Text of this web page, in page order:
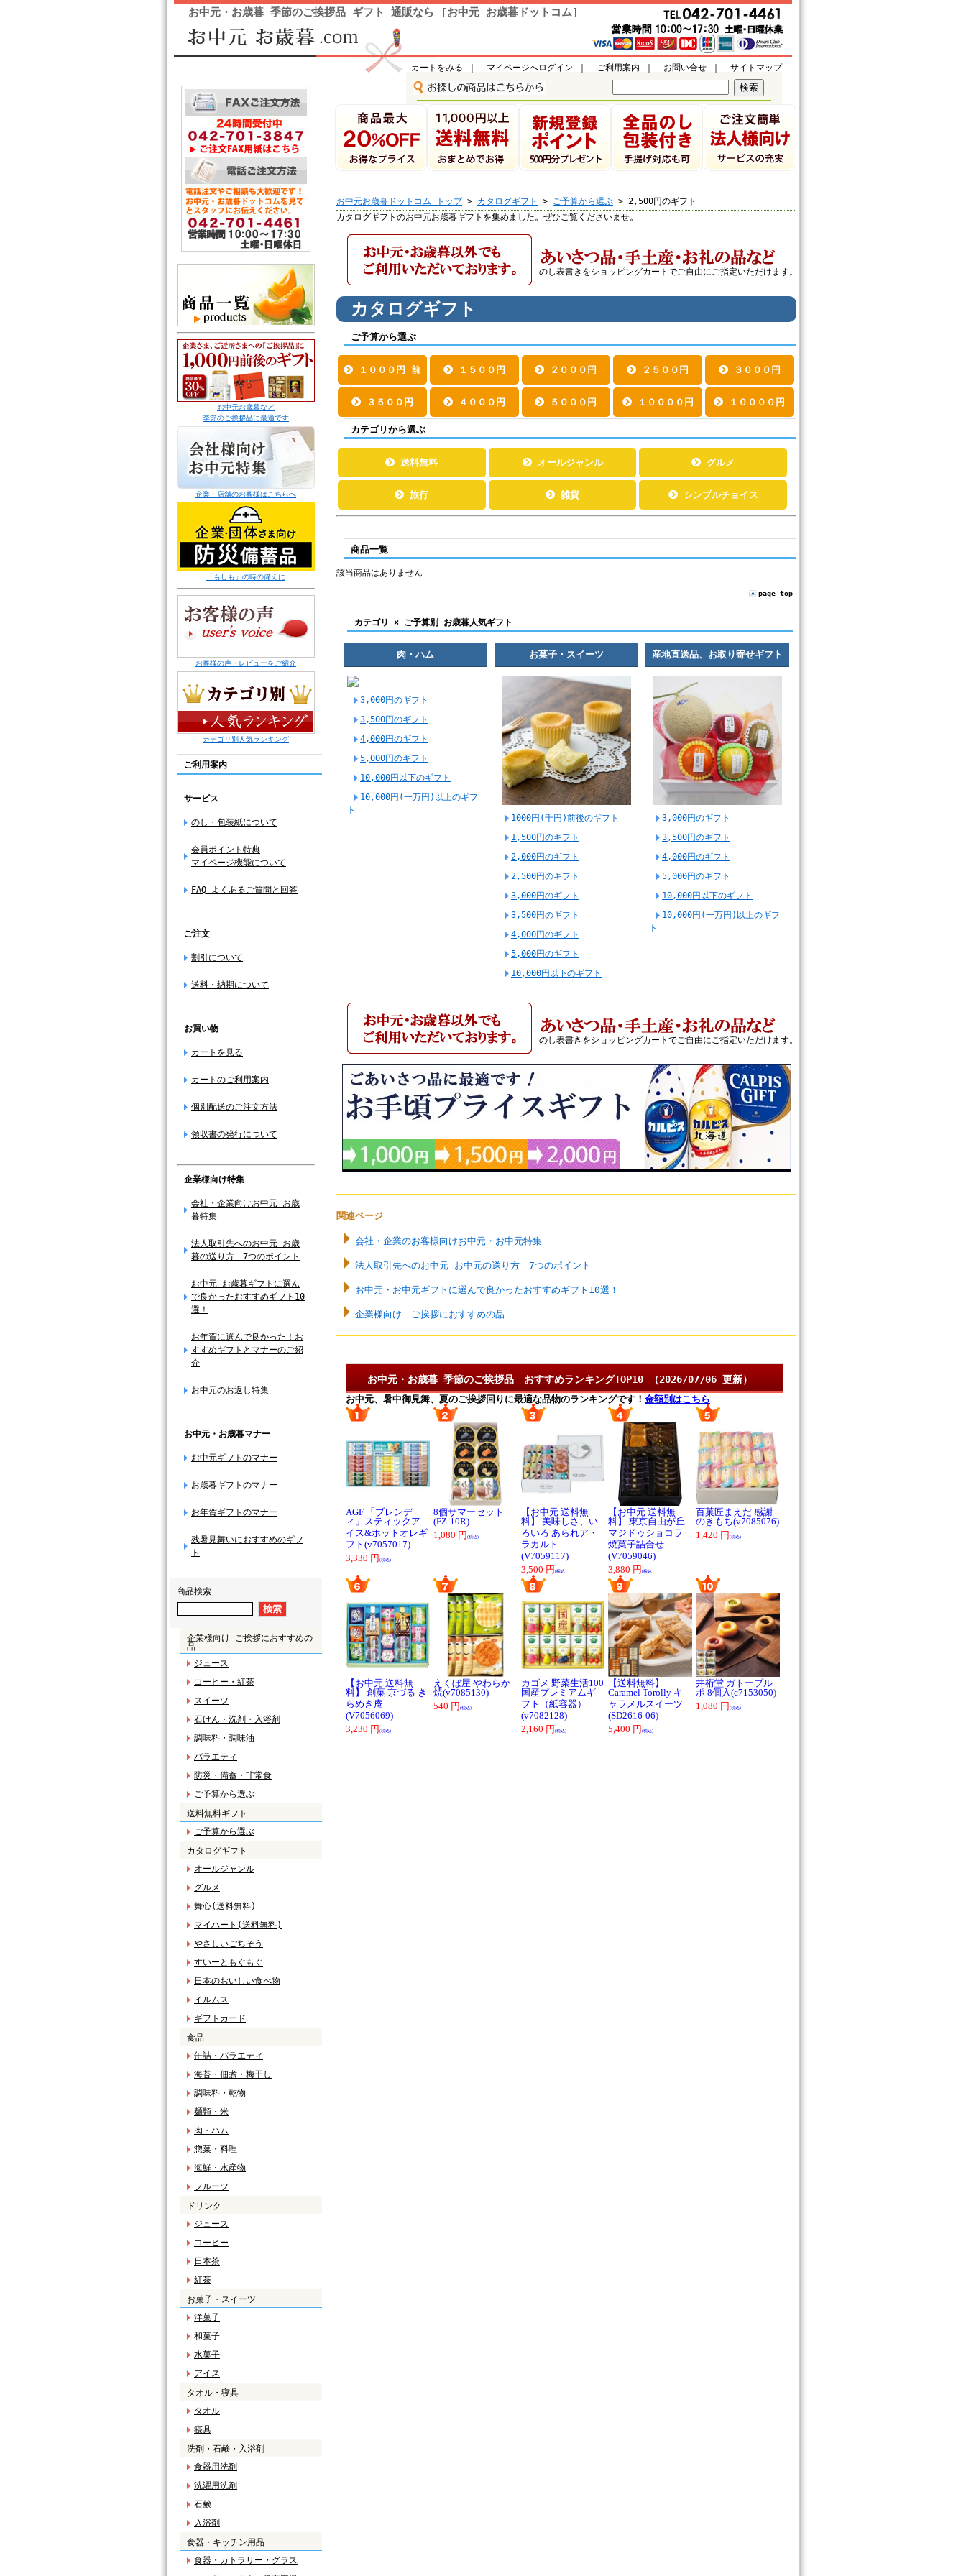
お中元・お歳暮 季節のご挨拶品 ギフト 通販なら [お中元 お歳暮ドットコム]
カートをみる マイページへログイン ご利用案内 お問い合せ サイトマップ
お中元お歳暮など
季節のご挨拶品に最適です
企業・店舗のお客様はこちらへ
「もしも」の時の備えに
お客様の声・レビューをご紹介
カテゴリ別人気ランキング
ご利用案内
サービス
のし・包装紙について
会員ポイント特典
マイページ機能について
FAQ よくあるご質問と回答
ご注文
割引について
送料・納期について
お買い物
カートを見る
カートのご利用案内
個別配送のご注文方法
領収書の発行について
企業様向け特集
会社・企業向けお中元 お歳
暮特集
法人取引先へのお中元 お歳
暮の送り方 7つのポイント
お中元 お歳暮ギフトに選ん
で良かったおすすめギフト10
選！
お年賀に選んで良かった！お
すすめギフトとマナーのご紹
介
お中元のお返し特集
お中元・お歳暮マナー
お中元ギフトのマナー
お歳暮ギフトのマナー
お年賀ギフトのマナー
残暑見舞いにおすすめのギフ
ト
商品検索
企業様向け ご挨拶におすすめの
品
ジュース
コーヒー・紅茶
スイーツ
石けん・洗剤・入浴剤
調味料・調味油
バラエティ
防災・備蓄・非常食
ご予算から選ぶ
送料無料ギフト
ご予算から選ぶ
カタログギフト
オールジャンル
グルメ
舞心(送料無料)
マイハート(送料無料)
やさしいごちそう
すいーともぐもぐ
日本のおいしい食べ物
イルムス
ギフトカード
食品
缶詰・バラエティ
海苔・佃煮・梅干し
調味料・乾物
麺類・米
肉・ハム
惣菜・料理
海鮮・水産物
フルーツ
ドリンク
ジュース
コーヒー
日本茶
紅茶
お菓子・スイーツ
洋菓子
和菓子
水菓子
アイス
タオル・寝具
タオル
寝具
洗剤・石鹸・入浴剤
食器用洗剤
洗濯用洗剤
石鹸
入浴剤
食器・キッチン用品
食器・カトラリー・グラス
お中元お歳暮ドットコム トップ> カタログギフト > ご予算から選ぶ > 2,500円のギフト
カタログギフトのお中元お歳暮ギフトを集めました。ぜひご覧くださいませ。
のし表書きをショッピングカートでご自由にご指定いただけます。
カタログギフト
ご予算から選ぶ
１０００円 前 １５００円 ２０００円 ２５００円 ３０００円
３５００円 ４０００円 ５０００円 １００００円 １００００円
カテゴリから選ぶ
送料無料 オールジャンル グルメ
旅行 雑貨 シンプルチョイス
商品一覧
該当商品はありません
page top
カテゴリ × ご予算別 お歳暮人気ギフト
肉・ハム
3,000円のギフト
3,500円のギフト
4,000円のギフト
5,000円のギフト
10,000円以下のギフト
10,000円(一万円)以上のギフ
ト
お菓子・スイーツ
1000円(千円)前後のギフト
1,500円のギフト
2,000円のギフト
2,500円のギフト
3,000円のギフト
3,500円のギフト
4,000円のギフト
5,000円のギフト
10,000円以下のギフト
産地直送品、お取り寄せギフト
3,000円のギフト
3,500円のギフト
4,000円のギフト
5,000円のギフト
10,000円以下のギフト
10,000円(一万円)以上のギフ
ト
のし表書きをショッピングカートでご自由にご指定いただけます。
関連ページ
会社・企業のお客様向けお中元・お中元特集
法人取引先へのお中元 お中元の送り方 7つのポイント
お中元・お中元ギフトに選んで良かったおすすめギフト10選！
企業様向け ご挨拶におすすめの品